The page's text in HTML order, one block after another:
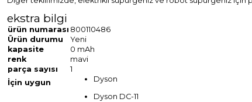
ekstra bilgi
ürün numarası 800110486
Ürün durumu
Yeni
kapasite
0 mAh
renk
mavi
parça sayısı
1
İçin uygun
Dyson
Dyson DC-11